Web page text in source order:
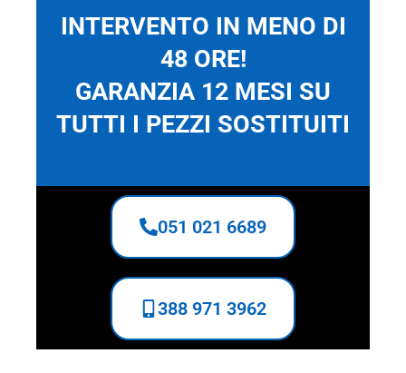
INTERVENTO IN MENO DI
48 ORE!
GARANZIA 12 MESI SU
TUTTI I PEZZI SOSTITUITI
051 021 6689
388 971 3962